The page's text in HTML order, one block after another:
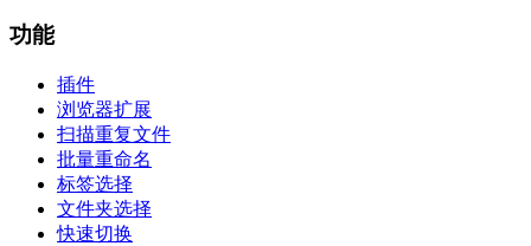
功能
插件
浏览器扩展
扫描重复文件
批量重命名
标签选择
文件夹选择
快速切换